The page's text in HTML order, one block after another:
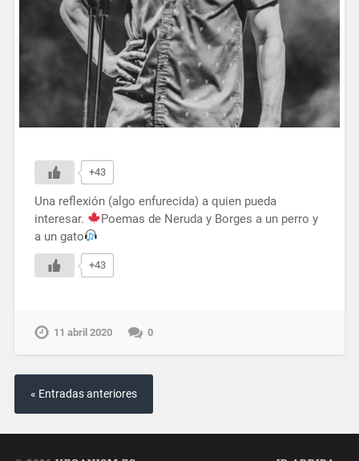
+43
Una reflexión (algo enfurecida) a quien pueda
interesar.
Poemas de Neruda y Borges a un perro y
a un gato
+43
11 abril 2020 0
« Entradas anteriores